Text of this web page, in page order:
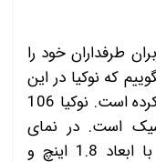
طرفداران خود را
که نوکیا در این
زمینه، محصولات با‌کیفیتی را روانه بازار کرده است. نوکیا 106
است. در نمای
رو‌به‌رویی این گوشی به صفحه‌نمایش با ابعاد 1.8 اینچ و